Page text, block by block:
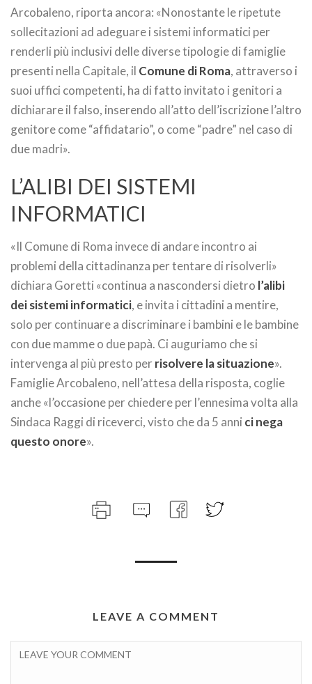
Arcobaleno, riporta ancora: «Nonostante le ripetute
sollecitazioni ad adeguare i sistemi informatici per
renderli più inclusivi delle diverse tipologie di famiglie
presenti nella Capitale, il Comune di Roma, attraverso i
suoi uffici competenti, ha di fatto invitato i genitori a
dichiarare il falso, inserendo all’atto dell’iscrizione l’altro
genitore come “affidatario”, o come “padre” nel caso di
due madri».
L’ALIBI DEI SISTEMI
INFORMATICI
«Il Comune di Roma invece di andare incontro ai
problemi della cittadinanza per tentare di risolverli»
dichiara Goretti «continua a nascondersi dietro l’alibi
dei sistemi informatici, e invita i cittadini a mentire,
solo per continuare a discriminare i bambini e le bambine
con due mamme o due papà. Ci auguriamo che si
intervenga al più presto perrisolvere la situazione».
Famiglie Arcobaleno, nell’attesa della risposta, coglie
anche «l’occasione per chiedere per l’ennesima volta alla
Sindaca Raggi di riceverci, visto che da 5 anni ci nega
questo onore».
LEAVE A COMMENT